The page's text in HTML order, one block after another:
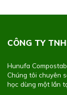
CÔNG TY
Hunufa
Chúng tôi chuyên
học dùng một lần